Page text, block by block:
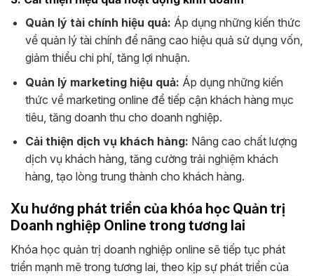
Quản lý tài chính hiệu quả: Áp dụng những kiến thức
về quản lý tài chính để nâng cao hiệu quả sử dụng vốn,
giảm thiểu chi phí, tăng lợi nhuận.
Quản lý marketing hiệu quả: Áp dụng những kiến
thức về marketing online để tiếp cận khách hàng mục
tiêu, tăng doanh thu cho doanh nghiệp.
Cải thiện dịch vụ khách hàng: Nâng cao chất lượng
dịch vụ khách hàng, tăng cường trải nghiệm khách
hàng, tạo lòng trung thành cho khách hàng.
Xu hướng phát triển của khóa học Quản trị
Doanh nghiệp Online trong tương lai
Khóa học quản trị doanh nghiệp online sẽ tiếp tục phát
triển mạnh mẽ trong tương lai, theo kịp sự phát triển của